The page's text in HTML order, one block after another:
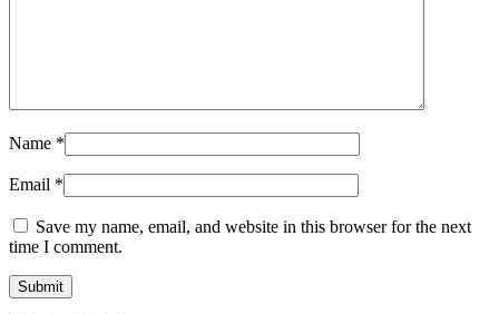
Name *
Email *
Save my name, email, and website in this browser for the next
time I comment.